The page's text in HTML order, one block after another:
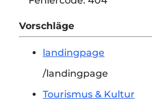
Vorschläge
landingpage
/landingpage
Tourismus & Kultur